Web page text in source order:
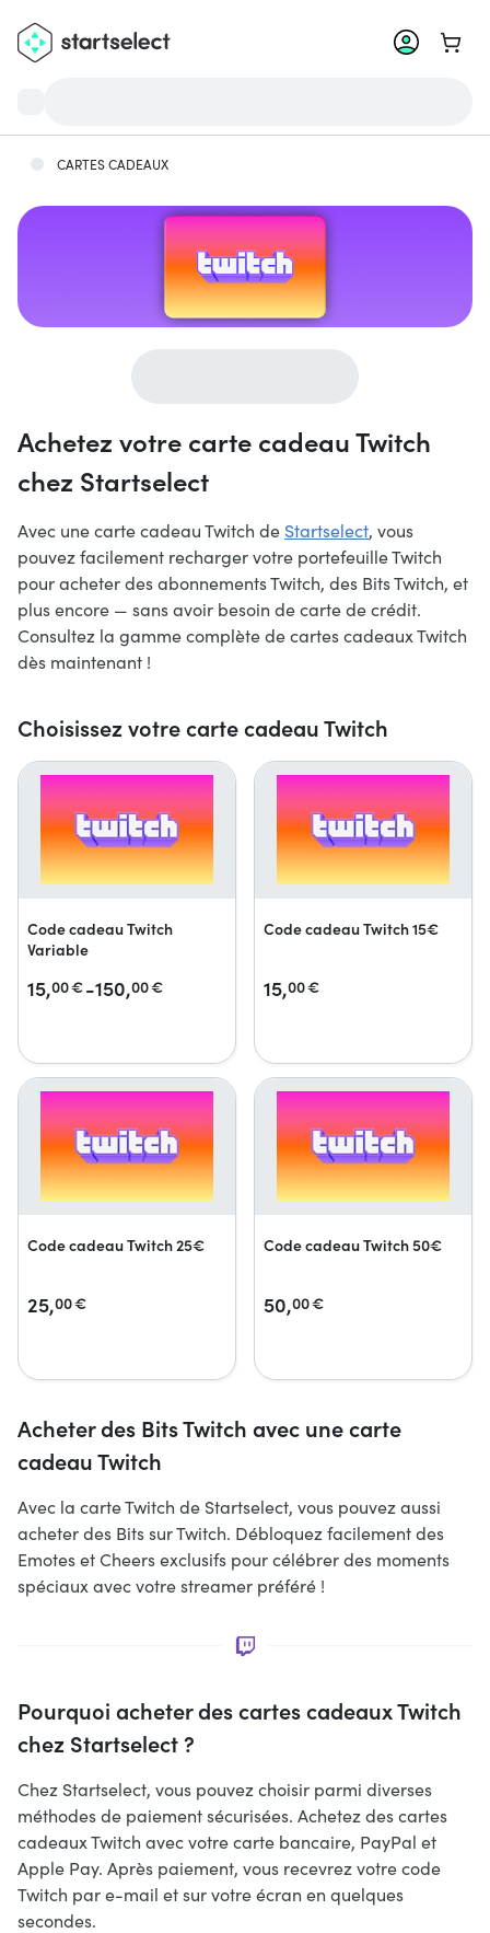
Aller
CARTES CADEAUX
Achetez votre carte cadeau Twitch
chez Startselect
Avec une carte cadeau Twitch de Startselect, vous
pouvez facilement recharger votre portefeuille Twitch
pour acheter des abonnements Twitch, des Bits Twitch, et
plus encore — sans avoir besoin de carte de crédit.
Consultez la gamme complète de cartes cadeaux Twitch
dès maintenant !
Choisissez votre carte cadeau Twitch
Code cadeau Twitch
Variable
15,00€-150,00€
Code cadeau Twitch 15€
15,00€
Code cadeau Twitch 25€
25,00€
Code cadeau Twitch 50€
50,00€
Acheter des Bits Twitch avec une carte
cadeau Twitch
Avec la carte Twitch de Startselect, vous pouvez aussi
acheter des Bits sur Twitch. Débloquez facilement des
Emotes et Cheers exclusifs pour célébrer des moments
spéciaux avec votre streamer préféré !
Pourquoi acheter des cartes cadeaux Twitch
chez Startselect ?
Chez Startselect, vous pouvez choisir parmi diverses
méthodes de paiement sécurisées. Achetez des cartes
cadeaux Twitch avec votre carte bancaire, PayPal et
Apple Pay. Après paiement, vous recevrez votre code
Twitch par e-mail et sur votre écran en quelques
secondes.